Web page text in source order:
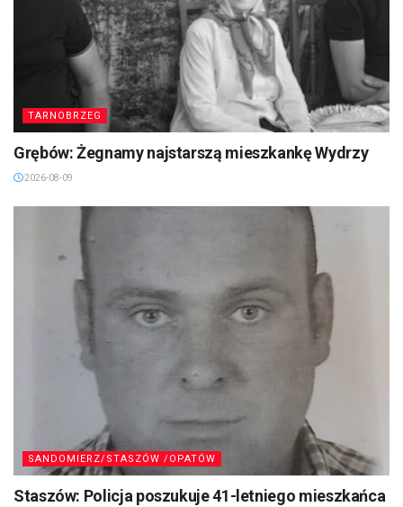
TARNOBRZEG
Grębów: Żegnamy najstarszą mieszkankę Wydrzy
2026-08-09
SANDOMIERZ/STASZÓW /OPATÓW
Staszów: Policja poszukuje 41-letniego mieszkańca